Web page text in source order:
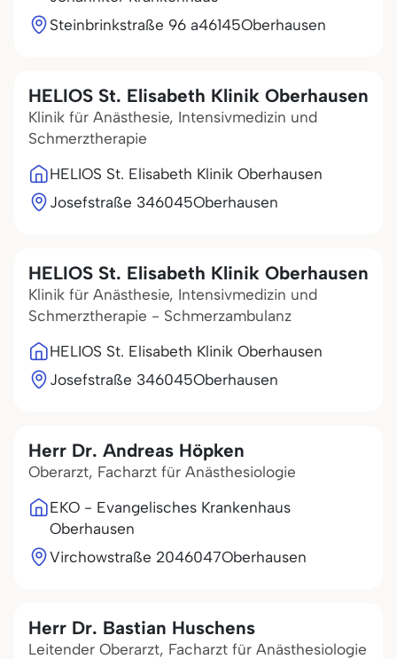
Steinbrinkstraße 96 a46145Oberhausen
HELIOS St. Elisabeth Klinik Oberhausen
Klinik für Anästhesie, Intensivmedizin und
Schmerztherapie
HELIOS St. Elisabeth Klinik Oberhausen
Josefstraße 346045Oberhausen
HELIOS St. Elisabeth Klinik Oberhausen
Klinik für Anästhesie, Intensivmedizin und
Schmerztherapie - Schmerzambulanz
HELIOS St. Elisabeth Klinik Oberhausen
Josefstraße 346045Oberhausen
Herr Dr. Andreas Höpken
Oberarzt, Facharzt für Anästhesiologie
EKO - Evangelisches Krankenhaus
Oberhausen
Virchowstraße 2046047Oberhausen
Herr Dr. Bastian Huschens
Leitender Oberarzt, Facharzt für Anästhesiologie